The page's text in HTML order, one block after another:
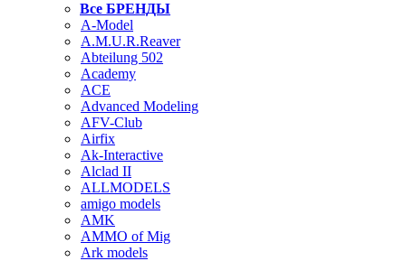
Все БРЕНДЫ
A-Model
A.M.U.R.Reaver
Abteilung 502
Academy
ACE
Advanced Modeling
AFV-Club
Airfix
Ak-Interactive
Alclad II
ALLMODELS
amigo models
AMK
AMMO of Mig
Ark models